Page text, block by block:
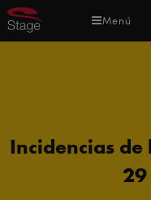
Pasar
al
Menú
Incidencias